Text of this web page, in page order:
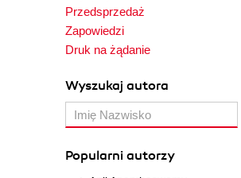
Przedsprzedaż
Zapowiedzi
Druk na żądanie
Wyszukaj autora
Popularni autorzy